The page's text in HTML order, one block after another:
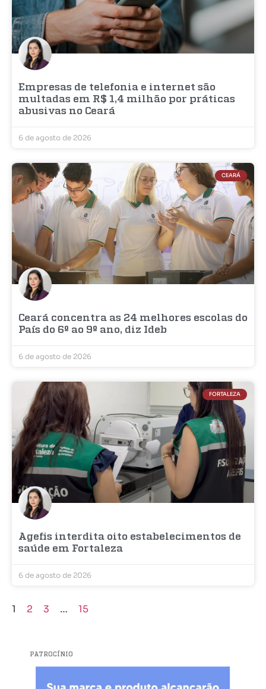
Empresas de telefonia e internet são
multadas em R$ 1,4 milhão por práticas
abusivas no Ceará
6 de agosto de 2026
CEARÁ
Ceará concentra as 24 melhores escolas do
País do 6º ao 9º ano, diz Ideb
6 de agosto de 2026
FORTALEZA
Agefis interdita oito estabelecimentos de
saúde em Fortaleza
6 de agosto de 2026
1 2 3 … 15
PATROCÍNIO